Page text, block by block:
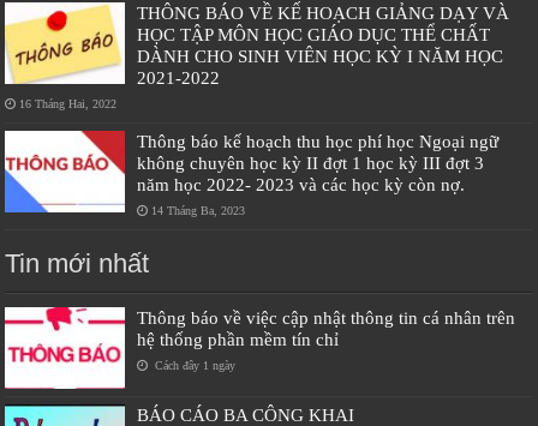
THÔNG BÁO VỀ KẾ HOẠCH GIẢNG DẠY VÀ
HỌC TẬP MÔN HỌC GIÁO DỤC THỂ CHẤT
DÀNH CHO SINH VIÊN HỌC KỲ I NĂM HỌC
2021-2022
16 Tháng Hai, 2022
Thông báo kế hoạch thu học phí học Ngoại ngữ
không chuyên học kỳ II đợt 1 học kỳ III đợt 3
năm học 2022- 2023 và các học kỳ còn nợ.
14 Tháng Ba, 2023
Tin mới nhất
Thông báo về việc cập nhật thông tin cá nhân trên
hệ thống phần mềm tín chỉ
Cách đây 1 ngày
BÁO CÁO BA CÔNG KHAI